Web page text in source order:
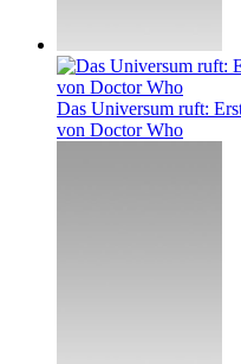
Das Universum ruft:
von Doctor Who